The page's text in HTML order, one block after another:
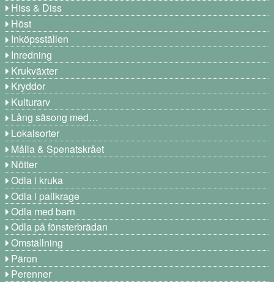
Hiss & Diss
Höst
Inköpsställen
Inredning
Krukväxter
Kryddor
Kulturarv
Lång säsong med…
Lokalsorter
Målla & Spenatskrået
Nötter
Odla i kruka
Odla i pallkrage
Odla med barn
Odla på fönsterbrädan
Omställning
Päron
Perenner